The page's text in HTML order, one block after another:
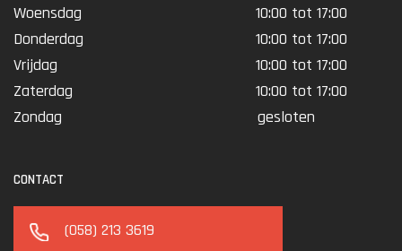
Woensdag
10:00 tot 17:00
Donderdag
10:00 tot 17:00
Vrijdag
10:00 tot 17:00
Zaterdag
10:00 tot 17:00
Zondag
gesloten
CONTACT
(058) 213 3619